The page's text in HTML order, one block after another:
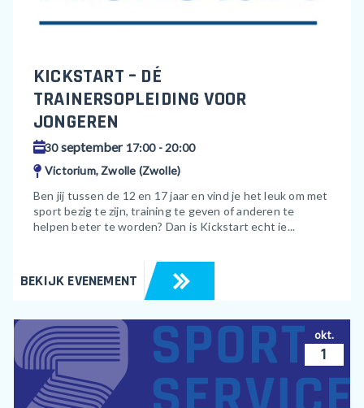
KICKSTART – DÉ
TRAINERSOPLEIDING VOOR
JONGEREN
30september17:00 - 20:00
Victorium, Zwolle (Zwolle)
Ben jij tussen de 12 en 17 jaar en vind je het leuk om met
sport bezig te zijn, training te geven of anderen te
helpen beter te worden? Dan is Kickstart echt ie...
BEKIJK EVENEMENT
okt.
1